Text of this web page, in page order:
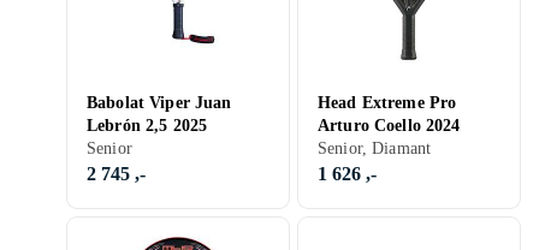
Babolat Viper Juan
Lebrón 2,5 2025
Senior
2 745 ,-
Head Extreme Pro
Arturo Coello 2024
Senior, Diamant
1 626 ,-